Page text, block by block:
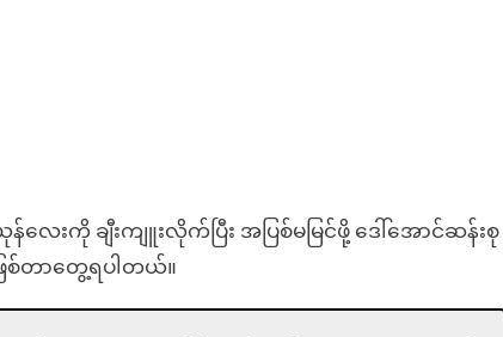
ကို ချီးကျူးလိုက်ပြီး အပြစ်မမြင်ဖို့ ဒေါ်အောင်ဆန်းစု
တာတွေ့ရပါတယ်။